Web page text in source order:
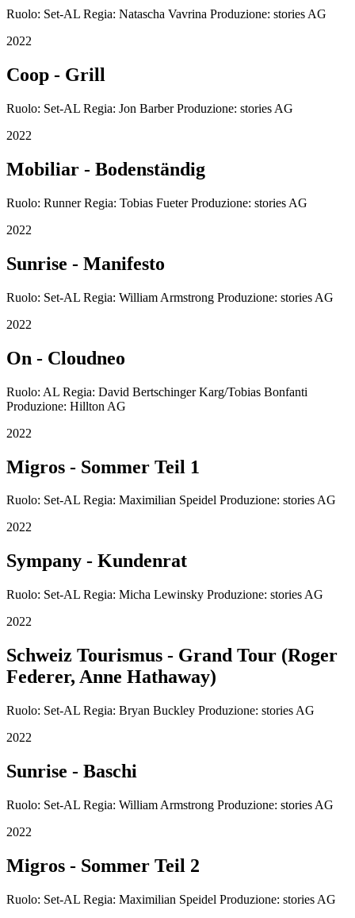
Ruolo: Set-AL Regia: Natascha Vavrina Produzione: stories AG
2022
Coop - Grill
Ruolo: Set-AL Regia: Jon Barber Produzione: stories AG
2022
Mobiliar - Bodenständig
Ruolo: Runner Regia: Tobias Fueter Produzione: stories AG
2022
Sunrise - Manifesto
Ruolo: Set-AL Regia: William Armstrong Produzione: stories AG
2022
On - Cloudneo
Ruolo: AL Regia: David Bertschinger Karg/Tobias Bonfanti
Produzione: Hillton AG
2022
Migros - Sommer Teil 1
Ruolo: Set-AL Regia: Maximilian Speidel Produzione: stories AG
2022
Sympany - Kundenrat
Ruolo: Set-AL Regia: Micha Lewinsky Produzione: stories AG
2022
Schweiz Tourismus - Grand Tour (Roger
Federer, Anne Hathaway)
Ruolo: Set-AL Regia: Bryan Buckley Produzione: stories AG
2022
Sunrise - Baschi
Ruolo: Set-AL Regia: William Armstrong Produzione: stories AG
2022
Migros - Sommer Teil 2
Ruolo: Set-AL Regia: Maximilian Speidel Produzione: stories AG